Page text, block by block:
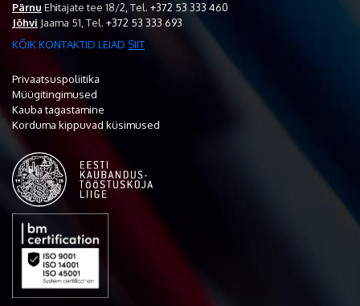
Pärnu Ehitajate tee 18/2, Tel. +372 53 333 460
Jõhvi Jaama 51, Tel. +372 53 333 693
KÕIK KONTAKTID LEIAD SIIT
Privaatsuspoliitika
Müügitingimused
Kauba tagastamine
Korduma kippuvad küsimused